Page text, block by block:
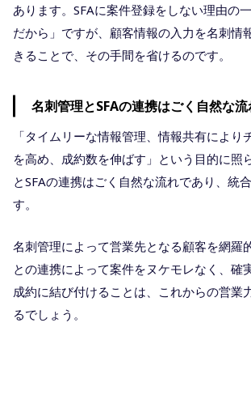
あります。SFAに案件登録をしない理由の
だから」ですが、顧客情報の入力を名刺情
きることで、その手間を省けるのです。
名刺管理とSFAの連携はごく自然な
「タイムリーな情報管理、情報共有により
を高め、成約数を伸ばす」という目的に照
とSFAの連携はごく自然な流れであり、統
す。
名刺管理によって営業先となる顧客を網羅
との連携によって案件をヌケモレなく、確
成約に結び付けることは、これからの営業
るでしょう。